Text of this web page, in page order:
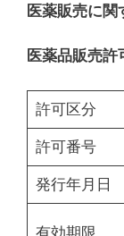
医薬販売に
医薬品販売許
許可区分
許可番号
発行年月日
有効期限